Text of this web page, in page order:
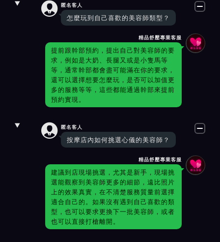
 匿名客人
怎麼玩到自己喜歡的美容師類型？
精品舒壓專業客服
提前跟幹部預約，提出自己對美容師的要
求，例如是大奶、長腿又或是小隻馬等
等，通常幹部都會盡可能滿在你的要求，
還可以選擇想要怎麼玩，是否可以加值更
多的服務等等，這些都能通過幹部來提前
預約實現。
 匿名客人
按摩店內如何挑選心儀的美容師？
精品舒壓專業客服
建議到店現場挑選，尤其是新手，現場挑
選能觀察到美容師更多的細節，遠比照片
上的效果真實，在不清楚服務質量前選擇
適合自己的。如果沒有遇到自己喜歡的類
型，也可以要求更換下一批美容師，或者
也可以直接打槍離開。